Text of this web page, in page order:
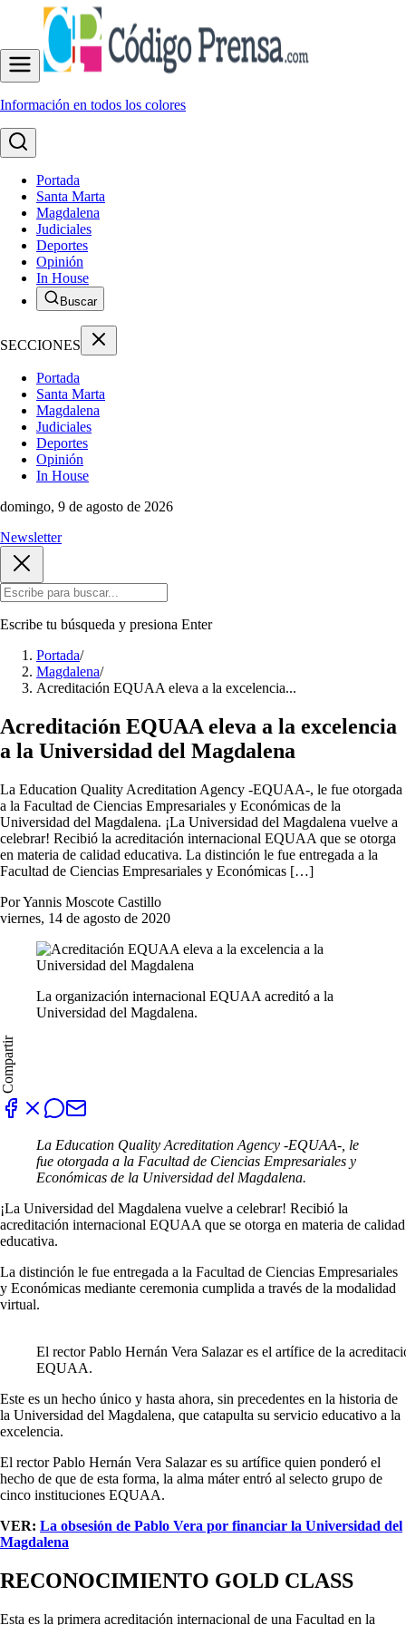
Información en todos los colores
Portada
Santa Marta
Magdalena
Judiciales
Deportes
Opinión
In House
Buscar
SECCIONES
Portada
Santa Marta
Magdalena
Judiciales
Deportes
Opinión
In House
domingo, 9 de agosto de 2026
Newsletter
Escribe tu búsqueda y presiona Enter
Portada/
Magdalena/
Acreditación EQUAA eleva a la excelencia...
Acreditación EQUAA eleva a la excelencia
a la Universidad del Magdalena
La Education Quality Acreditation Agency -EQUAA-, le fue otorgada
a la Facultad de Ciencias Empresariales y Económicas de la
Universidad del Magdalena. ¡La Universidad del Magdalena vuelve a
celebrar! Recibió la acreditación internacional EQUAA que se otorga
en materia de calidad educativa. La distinción le fue entregada a la
Facultad de Ciencias Empresariales y Económicas […]
Por Yannis Moscote Castillo
viernes, 14 de agosto de 2020
La organización internacional EQUAA acreditó a la
Universidad del Magdalena.
Compartir
La Education Quality Acreditation Agency -EQUAA-, le
fue otorgada a la Facultad de Ciencias Empresariales y
Económicas de la Universidad del Magdalena.
¡La Universidad del Magdalena vuelve a celebrar! Recibió la
acreditación internacional EQUAA que se otorga en materia de calidad
educativa.
La distinción le fue entregada a la Facultad de Ciencias Empresariales
y Económicas mediante ceremonia cumplida a través de la modalidad
virtual.
El rector Pablo Hernán Vera Salazar es el artífice de la
EQUAA.
Este es un hecho único y hasta ahora, sin precedentes en la historia de
la Universidad del Magdalena, que catapulta su servicio educativo a la
excelencia.
El rector Pablo Hernán Vera Salazar es su artífice quien ponderó el
hecho de que de esta forma, la alma máter entró al selecto grupo de
cinco instituciones EQUAA.
VER: La obsesión de Pablo Vera por financiar la Universidad del
Magdalena
RECONOCIMIENTO GOLD CLASS
Esta es la primera acreditación internacional de una Facultad en la